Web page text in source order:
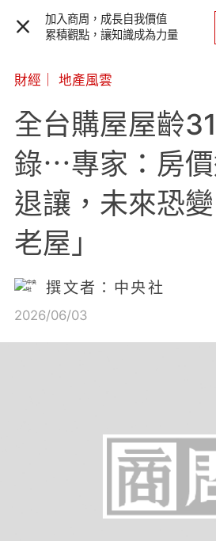
加入商周，成長自我價值
累積觀點，讓知識成為力量
財經 地產風雲
全台購屋屋齡
錄⋯專家：房
退讓，未來恐
老屋」
撰文者：中央社
2026/06/03